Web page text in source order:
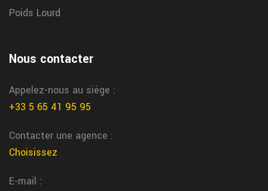
Poids Lourd
Nous contacter
Appelez-nous au siège :
+33 5 65 41 95 95
Contacter une agence :
Choisissez
E-mail :